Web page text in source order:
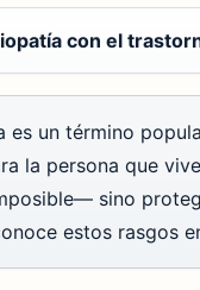
con el
es un término
la persona que
sino
estos rasgos